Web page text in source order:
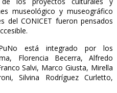
museológico y museográfico
del CONICET fueron pensados
está integrado por los
Florencia Becerra, Alfredo
Salvi, Marco Giusta, Mirella
Silvina Rodríguez Curletto,